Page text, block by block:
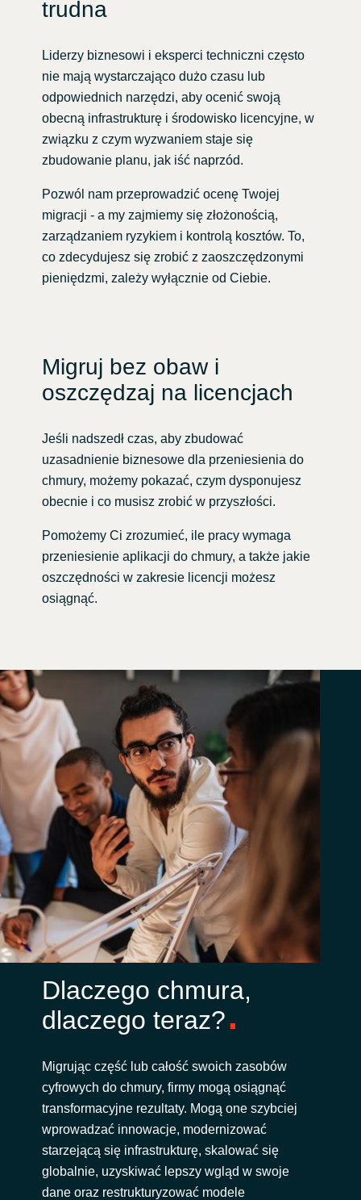
trudna
Migruj bez obaw i
oszczędzaj na licencjach
Liderzy biznesowi i eksperci techniczni często
nie mają wystarczająco dużo czasu lub
odpowiednich narzędzi, aby ocenić swoją
obecną infrastrukturę i środowisko licencyjne, w
związku z czym wyzwaniem staje się
zbudowanie planu, jak iść naprzód.
Pozwól nam przeprowadzić ocenę Twojej
migracji - a my zajmiemy się złożonością,
zarządzaniem ryzykiem i kontrolą kosztów. To,
co zdecydujesz się zrobić z zaoszczędzonymi
pieniędzmi, zależy wyłącznie od Ciebie.
Jeśli nadszedł czas, aby zbudować
uzasadnienie biznesowe dla przeniesienia do
chmury, możemy pokazać, czym dysponujesz
obecnie i co musisz zrobić w przyszłości.
Pomożemy Ci zrozumieć, ile pracy wymaga
przeniesienie aplikacji do chmury, a także jakie
oszczędności w zakresie licencji możesz
osiągnąć.
Dlaczego chmura,
dlaczego teraz?
Migrując część lub całość swoich zasobów
cyfrowych do chmury, firmy mogą osiągnąć
transformacyjne rezultaty. Mogą one szybciej
wprowadzać innowacje, modernizować
starzejącą się infrastrukturę, skalować się
globalnie, uzyskiwać lepszy wgląd w swoje
dane oraz restrukturyzować modele